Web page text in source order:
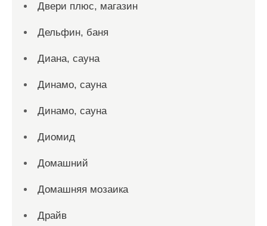
Двери плюс, магазин
Дельфин, баня
Диана, сауна
Динамо, сауна
Динамо, сауна
Диомид
Домашний
Домашняя мозаика
Драйв